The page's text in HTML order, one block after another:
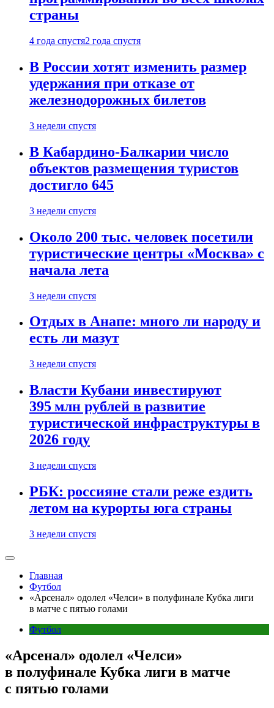
страны
4 года спустя2 года спустя
В России хотят изменить размер
удержания при отказе от
железнодорожных билетов
3 недели спустя
В Кабардино-Балкарии число
объектов размещения туристов
достигло 645
3 недели спустя
Около 200 тыс. человек посетили
туристические центры «Москва» с
начала лета
3 недели спустя
Отдых в Анапе: много ли народу и
есть ли мазут
3 недели спустя
Власти Кубани инвестируют
395 млн рублей в развитие
туристической инфраструктуры в
2026 году
3 недели спустя
РБК: россияне стали реже ездить
летом на курорты юга страны
3 недели спустя
Главная
Футбол
«Арсенал» одолел «Челси» в полуфинале Кубка лиги
в матче с пятью голами
Футбол
«Арсенал» одолел «Челси»
в полуфинале Кубка лиги в матче
с пятью голами